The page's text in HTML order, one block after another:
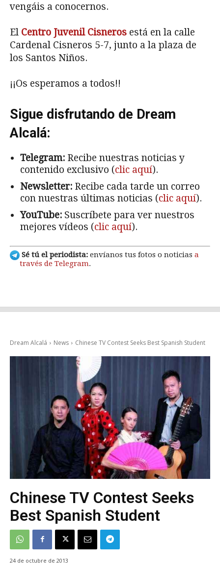
vengáis a conocernos.
El Centro Juvenil Cisneros está en la calle
Cardenal Cisneros 5-7, junto a la plaza de
los Santos Niños.
¡¡Os esperamos a todos!!
Sigue disfrutando de Dream
Alcalá:
Telegram: Recibe nuestras noticias y
contenido exclusivo (clic aquí).
Newsletter: Recibe cada tarde un correo
con nuestras últimas noticias (clic aquí).
YouTube: Suscríbete para ver nuestros
mejores vídeos (clic aquí).
Sé tú el periodista: envíanos tus fotos o noticias a
través de Telegram.